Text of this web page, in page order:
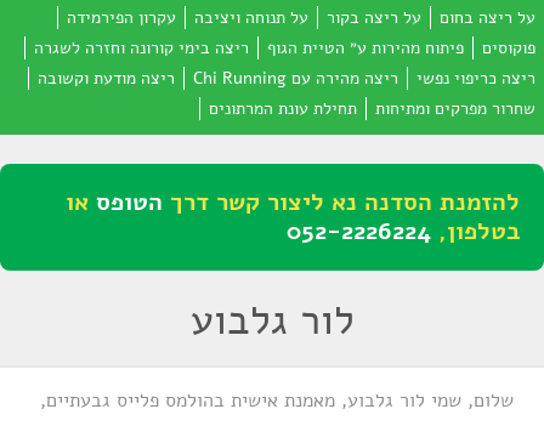
על ריצה בחום
על ריצה בקור על תנוחה ויציבה
עקרון הפירמידה
פוקוסים
פיתוח מהירות ע״ הטיית הגוף
ריצה בימי קורונה וחזרה לשגרה
ריצה כריפוי נפשי
ריצה מהירה עם Chi Running
ריצה מודעת וקשובה
שחרור מפרקים ומתיחות
תחילת עונת המרתונים
להזמנת הסדנה נא ליצור קשר דרך הטופס או
בטלפון, 052-2226224
לור גלבוע
שלום, שמי לור גלבוע, מאמנת אישית בהולמס פלייס גבעתיים,